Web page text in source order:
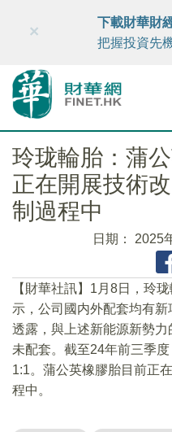
財華智庫網 FINTV
×
下載財華財
把握投資先
玲珑輪胎：蒲
正在開展技術
制過程中
日期： 2025
【財華社訊】1月8日，玲
示，公司國内外配套均有
透露，與上述新能源新勢
未配套。截至24年前三季
1:1。蒲公英橡膠胎目前正
程中。